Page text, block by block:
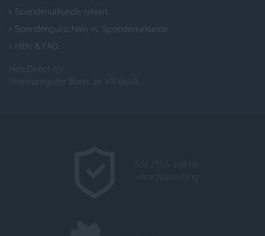
Spendenurkunde erklärt
Spendengutschein vs. Spendenurkunde
Hilfe & FAQ
HelpDirect e.V.
Vereinsregister Bonn, 20 VR 8506